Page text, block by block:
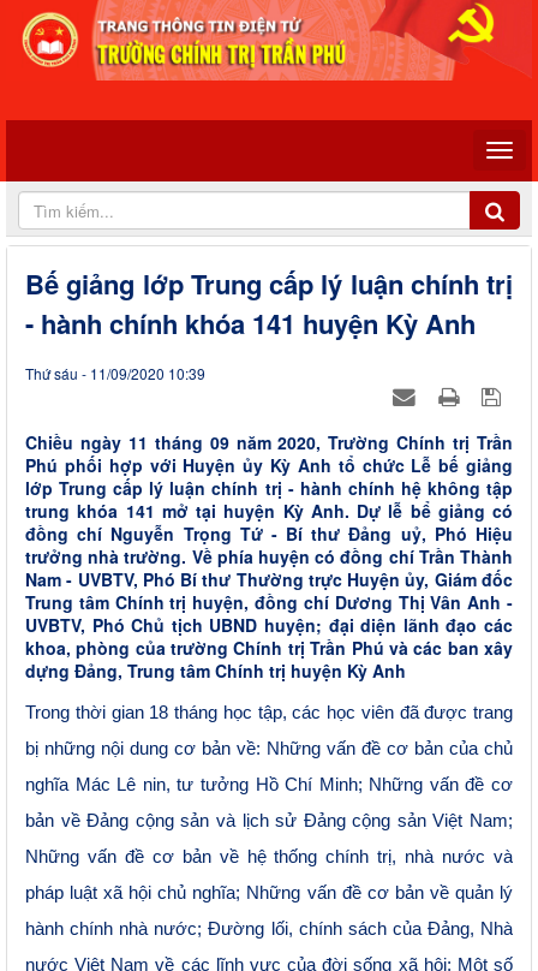
Bế giảng lớp Trung cấp lý luận chính trị
- hành chính khóa 141 huyện Kỳ Anh
Thứ sáu - 11/09/2020 10:39
Chiều ngày 11 tháng 09 năm 2020, Trường Chính trị Trần
Phú phối hợp với Huyện ủy Kỳ Anh tổ chức Lễ bế giảng
lớp Trung cấp lý luận chính trị - hành chính hệ không tập
trung khóa 141 mở tại huyện Kỳ Anh. Dự lễ bể giảng có
đồng chí Nguyễn Trọng Tứ - Bí thư Đảng uỷ, Phó Hiệu
trưởng nhà trường. Về phía huyện có đồng chí Trần Thành
Nam - UVBTV, Phó Bí thư Thường trực Huyện ủy, Giám đốc
Trung tâm Chính trị huyện, đồng chí Dương Thị Vân Anh -
UVBTV, Phó Chủ tịch UBND huyện; đại diện lãnh đạo các
khoa, phòng của trường Chính trị Trần Phú và các ban xây
dựng Đảng, Trung tâm Chính trị huyện Kỳ Anh
Trong thời gian 18 tháng học tập, các học viên đã được trang
bị những nội dung cơ bản về: Những vấn đề cơ bản của chủ
nghĩa Mác Lê nin, tư tưởng Hồ Chí Minh; N hững vấn đề cơ
bản về Đảng cộng sản và lịch sử Đảng cộng sản Việt Nam;
Những vấn đề cơ bản về hệ thống chính trị, nhà nước và
pháp luật xã hội chủ nghĩa; N hững vấn đề cơ bản về quản lý
hành chính nhà nước;Đường lối, chính sách của Đảng, Nhà
nước Việt Nam về các lĩnh vực của đời sống xã hội; Một số